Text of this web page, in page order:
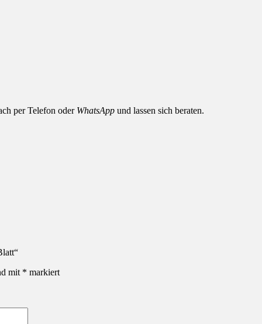
per Telefon oder WhatsApp und lassen sich beraten.
mit * markiert